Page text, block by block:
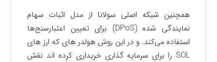
همچنین شبکه اصلی سولانا از مدل اثبات سهام
نمایندگی شده (DPoS) برای تعیین اعتبارسنج‌ها
استفاده می‌کند. و در این روش هولدر های که ارز های
SOL را برای سرمایه گذاری خریداری کرده اند نقش